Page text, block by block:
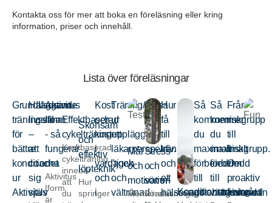
Kontakta oss för mer att boka en föreläsning eller kring
information, priser och innehåll.
Grundläggande
träningslära
för
bättre
kondition
ur
Aktivitus
Hälsosam
livsstil
–
att
coacha
sig
själv
Aktivitus
iform
- så
fungerar
det
Aktivitus
Iform
är
Effektbaserad
cykelträning
Kraftbaserad
cykelträning
innebär
att
du
Skonsam
och
effektiv
löpteknik
Hur
springer
Kost
och
kostupplägg
i
vardagen
och
i
Träning/hälsa
ur
ett
läkarperspektiv.
”tjock
och
vältränad
Mål
och
motivation
Meriterade
Stress
och
sömn
Föreläsningen
Hur
få
till
träning
och
ett
hälsosamt
Konditionsträning
Så
kommer
du
maximalt
förberedd
till
göteborgsvarvet!
Så
kommer
du
maximalt
förberedd
till
vätternrundan
Från
riskgrupp
till
friskgrupp.
Om
proaktiv
friskvård
Lista över föreläsningar